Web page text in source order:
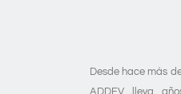
Desde hace más